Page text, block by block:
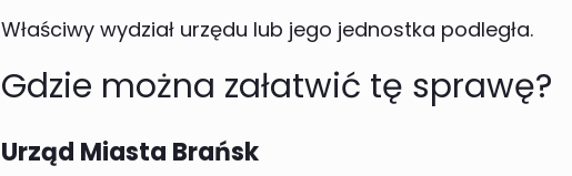
Właściwy wydział urzędu lub jego jednostka podległa.
Gdzie można załatwić tę sprawę?
Urząd Miasta Brańsk